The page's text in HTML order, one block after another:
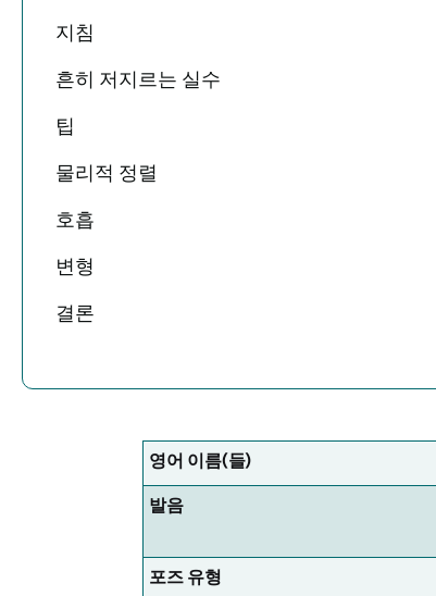
지침
흔히 저지르는 실수
팁
물리적 정렬
호흡
변형
결론
영어 이름(들)
발음
포즈 유형